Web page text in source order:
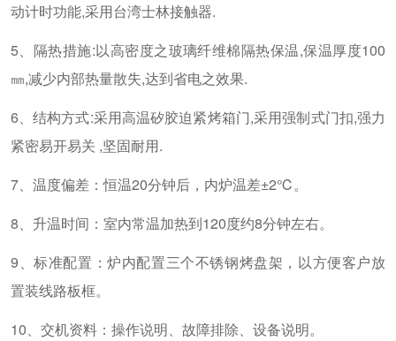
动计时功能,采用台湾士林接触器.
5、隔热措施:以高密度之玻璃纤维棉隔热保温,保温厚度100
㎜,减少内部热量散失,达到省电之效果.
6、结构方式:采用高温矽胶迫紧烤箱门,采用强制式门扣,强力
紧密易开易关 ,坚固耐用.
7、温度偏差：恒温20分钟后，内炉温差±2℃。
8、升温时间：室内常温加热到120度约8分钟左右。
9、标准配置：炉内配置三个不锈钢烤盘架，以方便客户放
置装线路板框。
10、交机资料：操作说明、故障排除、设备说明。